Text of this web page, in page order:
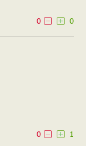
0
0
0
1